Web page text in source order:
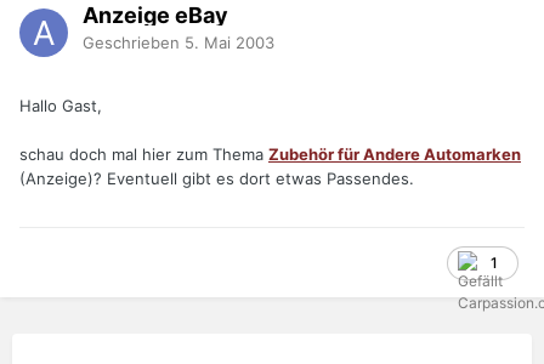
Anzeige eBay
Geschrieben 5. Mai 2003
Hallo Gast,
schau doch mal hier zum Thema Zubehör für Andere Automarken
(Anzeige)? Eventuell gibt es dort etwas Passendes.
1